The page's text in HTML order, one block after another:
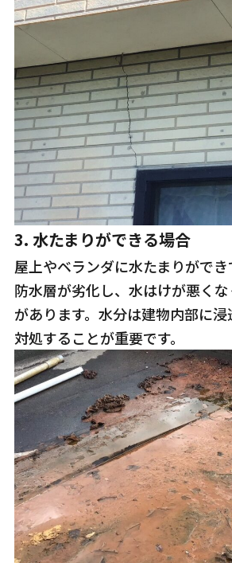
3. 水たまりができる場合
屋上やベランダに水たまりができ
防水層が劣化し、水はけが悪く
があります。水分は建物内部に
対処することが重要です。